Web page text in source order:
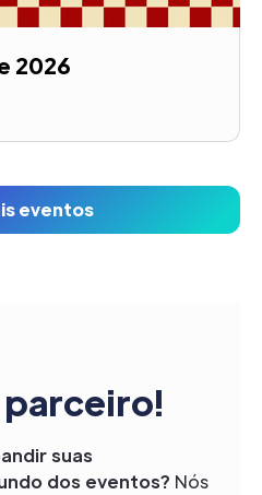
2026
eventos
parceiro!
suas
dos eventos? Nós